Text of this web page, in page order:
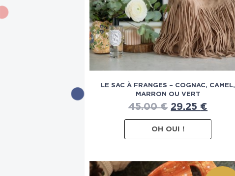
LE SAC À FRANGES – COGNAC, CAMEL,
MARRON OU VERT
45.00€ 29.25 €
OH OUI !